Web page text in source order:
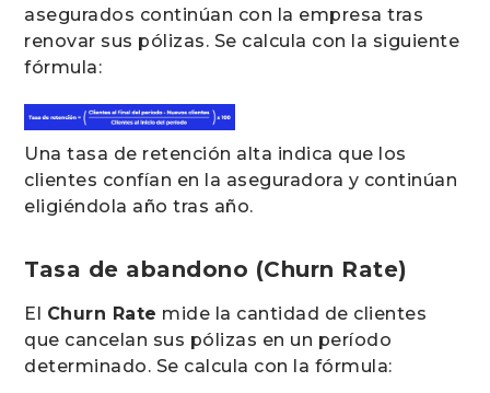
asegurados continúan con la empresa tras
renovar sus pólizas. Se calcula con la siguiente
fórmula:
Una tasa de retención alta indica que los
clientes confían en la aseguradora y continúan
eligiéndola año tras año.
Tasa de abandono (Churn Rate)
El Churn Rate mide la cantidad de clientes
que cancelan sus pólizas en un período
determinado. Se calcula con la fórmula: